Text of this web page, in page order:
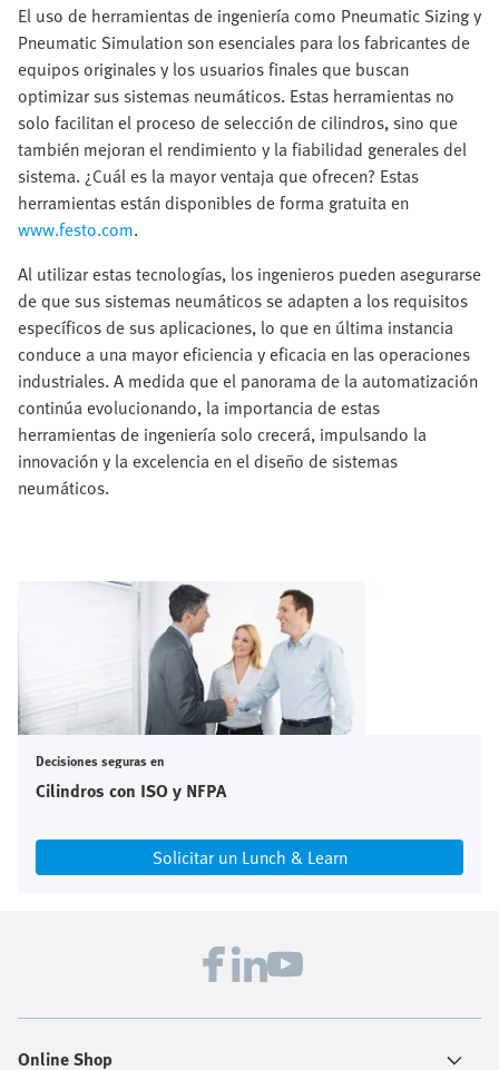
El uso de herramientas de ingeniería como Pneumatic Sizing y
Pneumatic Simulation son esenciales para los fabricantes de
equipos originales y los usuarios finales que buscan
optimizar sus sistemas neumáticos. Estas herramientas no
solo facilitan el proceso de selección de cilindros, sino que
también mejoran el rendimiento y la fiabilidad generales del
sistema. ¿Cuál es la mayor ventaja que ofrecen? Estas
herramientas están disponibles de forma gratuita en
www.festo.com.
Al utilizar estas tecnologías, los ingenieros pueden asegurarse
de que sus sistemas neumáticos se adapten a los requisitos
específicos de sus aplicaciones, lo que en última instancia
conduce a una mayor eficiencia y eficacia en las operaciones
industriales. A medida que el panorama de la automatización
continúa evolucionando, la importancia de estas
herramientas de ingeniería solo crecerá, impulsando la
innovación y la excelencia en el diseño de sistemas
neumáticos.
Decisiones seguras en
Cilindros con ISO y NFPA
Solicitar un Lunch & Learn
Online Shop